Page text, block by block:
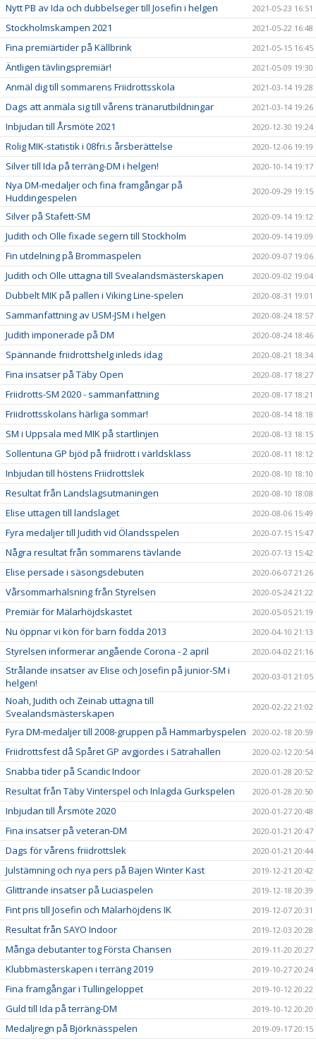
Nytt PB av Ida och dubbelseger till Josefin i helgen 2021-05-23 16:51
Stockholmskampen 2021 2021-05-22 16:48
Fina premiärtider på Källbrink 2021-05-15 16:45
Äntligen tävlingspremiär! 2021-05-09 19:30
Anmäl dig till sommarens Friidrottsskola 2021-03-14 19:28
Dags att anmäla sig till vårens tränarutbildningar 2021-03-14 19:26
Inbjudan till Årsmöte 2021 2020-12-30 19:24
Rolig MIK-statistik i 08fri.s årsberättelse 2020-12-06 19:19
Silver till Ida på terräng-DM i helgen! 2020-10-14 19:17
Nya DM-medaljer och fina framgångar på
Huddingespelen
2020-09-29 19:15
Silver på Stafett-SM 2020-09-14 19:12
Judith och Olle fixade segern till Stockholm 2020-09-14 19:09
Fin utdelning på Brommaspelen 2020-09-07 19:06
Judith och Olle uttagna till Svealandsmästerskapen 2020-09-02 19:04
Dubbelt MIK på pallen i Viking Line-spelen 2020-08-31 19:01
Sammanfattning av USM-JSM i helgen 2020-08-24 18:57
Judith imponerade på DM 2020-08-24 18:46
Spännande friidrottshelg inleds idag 2020-08-21 18:34
Fina insatser på Täby Open 2020-08-17 18:27
Friidrotts-SM 2020 - sammanfattning 2020-08-17 18:21
Friidrottsskolans härliga sommar! 2020-08-14 18:18
SM i Uppsala med MIK på startlinjen 2020-08-13 18:15
Sollentuna GP bjöd på friidrott i världsklass 2020-08-11 18:12
Inbjudan till höstens Friidrottslek 2020-08-10 18:10
Resultat från Landslagsutmaningen 2020-08-10 18:08
Elise uttagen till landslaget 2020-08-06 15:49
Fyra medaljer till Judith vid Ölandsspelen 2020-07-15 15:47
Några resultat från sommarens tävlande 2020-07-13 15:42
Elise persade i säsongsdebuten 2020-06-07 21:26
Vårsommarhälsning från Styrelsen 2020-05-24 21:22
Premiär för Mälarhöjdskastet 2020-05-05 21:19
Nu öppnar vi kön för barn födda 2013 2020-04-10 21:13
Styrelsen informerar angående Corona - 2 april 2020-04-02 21:16
Strålande insatser av Elise och Josefin på junior-SM i
helgen!
2020-03-01 21:05
Noah, Judith och Zeinab uttagna till
Svealandsmästerskapen
2020-02-22 21:02
Fyra DM-medaljer till 2008-gruppen på Hammarbyspelen 2020-02-18 20:59
Friidrottsfest då Spåret GP avgjordes i Sätrahallen 2020-02-12 20:54
Snabba tider på Scandic Indoor 2020-01-28 20:52
Resultat från Täby Vinterspel och Inlagda Gurkspelen 2020-01-28 20:50
Inbjudan till Årsmöte 2020 2020-01-27 20:48
Fina insatser på veteran-DM 2020-01-21 20:47
Dags för vårens friidrottslek 2020-01-21 20:44
Julstämning och nya pers på Bajen Winter Kast 2019-12-21 20:42
Glittrande insatser på Luciaspelen 2019-12-18 20:39
Fint pris till Josefin och Mälarhöjdens IK 2019-12-07 20:31
Resultat från SAYO Indoor 2019-12-03 20:28
Många debutanter tog Första Chansen 2019-11-20 20:27
Klubbmästerskapen i terräng 2019 2019-10-27 20:24
Fina framgångar i Tullingeloppet 2019-10-12 20:22
Guld till Ida på terräng-DM 2019-10-12 20:20
Medaljregn på Björknässpelen 2019-09-17 20:15